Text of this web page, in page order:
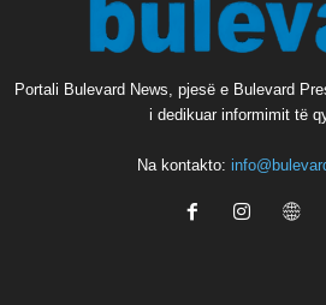
Portali Bulevard News, pjesë e Bulevard
i dedikuar informimit të
Na kontakto: